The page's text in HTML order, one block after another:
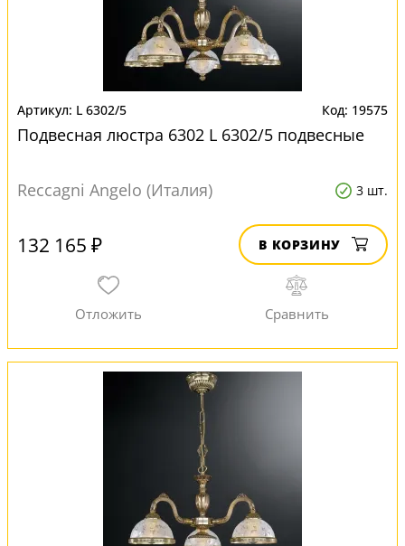
L 6302/5 19575
Подвесная люстра 6302 L 6302/5 подвесные
Reccagni Angelo (Италия) 3 шт.
132 165 ₽ В КОРЗИНУ